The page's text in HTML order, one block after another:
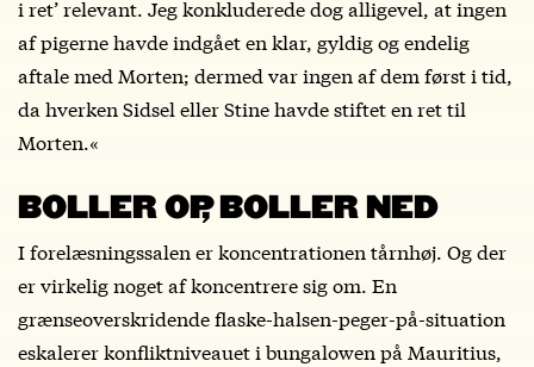
i ret’ relevant. Jeg konkluderede dog alligevel, at ingen
af pigerne havde indgået en klar, gyldig og endelig
aftale med Morten; dermed var ingen af dem først i tid,
da hverken Sidsel eller Stine havde stiftet en ret til
Morten.«
BOLLER OP, BOLLER NED
I forelæsningssalen er koncentrationen tårnhøj. Og der
er virkelig noget af koncentrere sig om. En
grænseoverskridende flaske-halsen-peger-på-situation
eskalerer konfliktniveauet i bungalowen på Mauritius,